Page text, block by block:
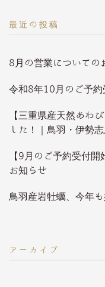
最近の投稿
8月の営業についての
令和8年10月のご予約
【三重県産天然あわ
した！｜鳥羽・伊勢
【9月のご予約受付
お知らせ
鳥羽産岩牡蠣、今年も
アーカイブ